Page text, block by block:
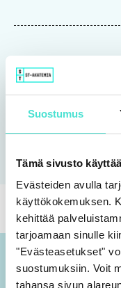
Suostumus
Tämä sivusto
Evästeiden avulla
käyttökokemuksen.
kehittää
tarjoamaan sinulle
"Evästeasetukset"
suostumuksiin. Voit
tahansa sivun
Tutustu